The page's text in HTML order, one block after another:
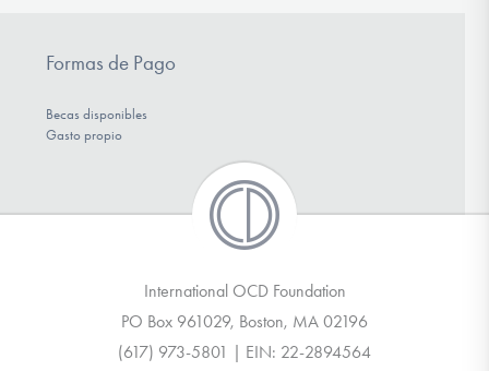
Formas de Pago
Becas disponibles
Gasto propio
International OCD Foundation
PO Box 961029, Boston, MA 02196
(617) 973-5801 | EIN: 22-2894564